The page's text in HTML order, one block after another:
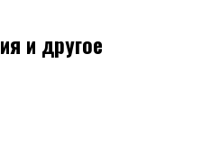
и другое